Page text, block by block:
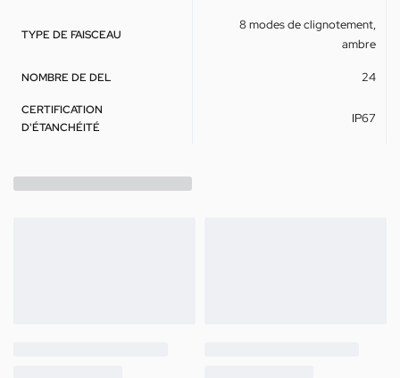
TYPE DE FAISCEAU
8 modes de clignotement,
ambre
NOMBRE DE DEL 24
CERTIFICATION
D'ÉTANCHÉITÉ
IP67